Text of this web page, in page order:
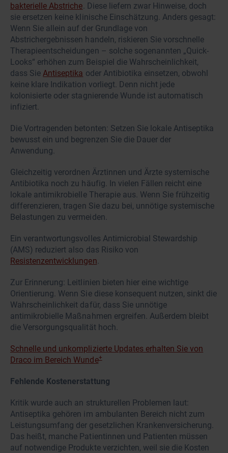
bakterielle Abstriche . Diese liefern zwar Hinweise, doch
sie ersetzen keine klinische Einschätzung. Anders gesagt:
Wenn Sie allein auf der Grundlage von
Abstrichergebnissen handeln, riskieren Sie vorschnelle
Therapieentscheidungen – solche sogenannten „Quick-
Looks“ erhöhen zum Beispiel die Wahrscheinlichkeit,
dass Sie Antiseptika oder Antibiotika einsetzen, obwohl
keine klare Indikation vorliegt. Denn nicht jede
kolonisierte oder stagnierende Wunde ist automatisch
infiziert.
Die Vortragenden betonten: Setzen Sie lokale Antiseptika
bewusst ein und begrenzen Sie die Dauer der
Anwendung.
Gleichzeitig verordnen Ärztinnen und Ärzte systemische
Antibiotika noch zu häufig. In vielen Fällen reicht eine
lokale antimikrobielle Therapie aus. Wenn Sie frühzeitig
differenzieren, tragen Sie dazu bei, unnötige systemische
Belastungen zu vermeiden.
Ein verantwortungsvolles Antimicrobial Stewardship
(AMS) reduziert also das Risiko von
Resistenzentwicklungen
Zur Erinnerung: Leitlinien bieten hier eine wichtige
Orientierung. Wenn Sie diese konsequent nutzen, sinkt die
Wahrscheinlichkeit dafür, dass Sie unnötige
antimikrobielle Maßnahmen ergreifen. Außerdem bleibt
die Versorgungsqualität hoch.
Schnelle und unkomplizierte Updates erhalten Sie von
Draco im Bereich Wunde+
Fehlende Kostenerstattung
Kritik wurde auch an strukturellen Problemen laut:
Antiseptika gehören im ambulanten Bereich nicht zum
Leistungsumfang der gesetzlichen Krankenversicherung.
Das heißt, manche Patientinnen und Patienten müssen
auf notwendige Produkte verzichten, weil sie die Kosten